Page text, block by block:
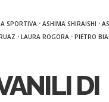
SPORTIVA · ASHIMA SHIRAISHI ·
· LAURA ROGORA · PIETRO
DI